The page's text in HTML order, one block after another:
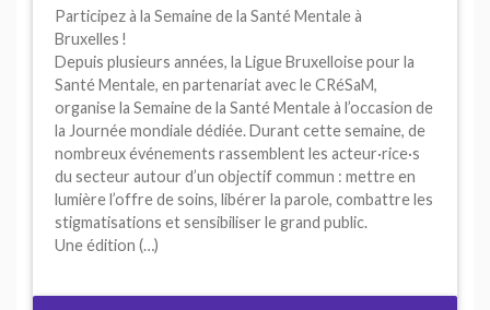
Participez à la Semaine de la Santé Mentale à
Bruxelles !
Depuis plusieurs années, la Ligue Bruxelloise pour la
Santé Mentale, en partenariat avec leCRéSaM,
organise la Semaine de la Santé Mentale à l’occasion de
la Journée mondiale dédiée. Durant cette semaine, de
nombreux événements rassemblent les acteur·rice·s
du secteur autour d’un objectif commun : mettre en
lumière l’offre de soins, libérer la parole, combattre les
stigmatisations et sensibiliser le grand public.
Une édition (…)